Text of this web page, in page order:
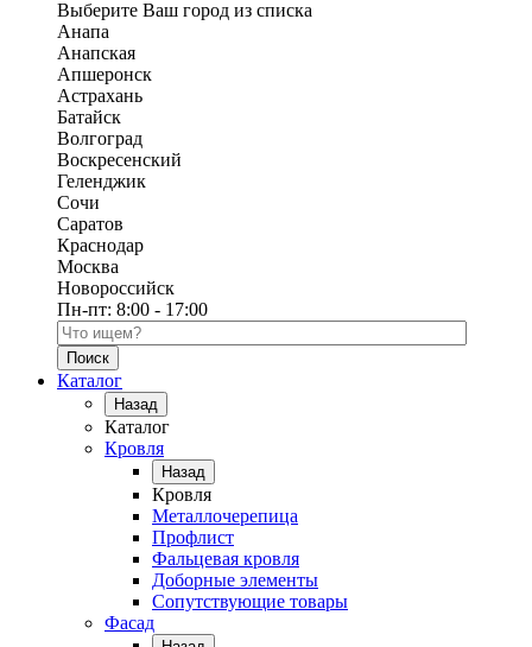
Выберите Ваш город из списка
Анапа
Анапская
Апшеронск
Астрахань
Батайск
Волгоград
Воскресенский
Геленджик
Сочи
Саратов
Краснодар
Москва
Новороссийск
Пн-пт: 8:00 - 17:00
Поиск по каталогу
Каталог
Назад
Каталог
Кровля
Назад
Кровля
Металлочерепица
Профлист
Фальцевая кровля
Доборные элементы
Сопутствующие товары
Фасад